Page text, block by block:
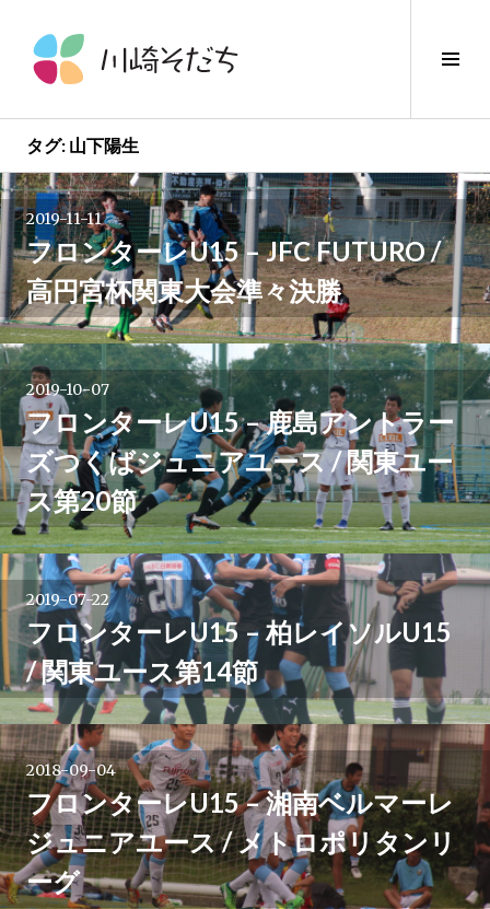
ツ
ス
キ
ッ
プ
サ
切
り
替
え
タグ: 山下陽生
2019-11-11
フロンターレU15 – JFC FUTURO /
高円宮杯関東大会準々決勝
2019-10-07
フロンターレU15 – 鹿島アントラー
ズつくばジュニアユース / 関東ユー
ス第20節
2019-07-22
フロンターレU15 – 柏レイソルU15
/ 関東ユース第14節
2018-09-04
フロンターレU15 – 湘南ベルマーレ
ジュニアユース / メトロポリタンリ
ーグ
投
稿
ナ
ビ
ゲ
ー
シ
ョ
ン